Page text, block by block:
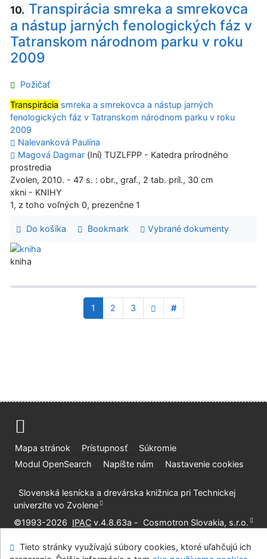
10. Transpirácia smreka a smrekovca
a nástup jarných fenologických fáz v
Tatranskom národnom parku v roku
2009
Požičať
Transpirácia smreka a smrekovca a nástup jarných
fenologických fáz v Tatranskom národnom parku v roku
2009
Nalevanková Paulína
Magová Dagmar (Iní) TUZLFPP - Katedra prírodného
prostredia
Zvolen, 2010. - 47 s. : obr., graf., 2 tab. príl., 30 cm
xkni - KNIHY
1, z toho voľných 0, prezenčne 1
Do košíka Bookmark Vybrané dokumenty
kniha
1 2 3 #
Mapa stránok Prístupnosť
Súkromie
Modul OpenSearch
Napíšte nám Nastavenie cookies
Slovenská lesnícka a drevárska knižnica pri Technickej
univerzite vo Zvolene
©1993-2026 IPAC v.4.8.63a - Cosmotron Slovakia, s.r.o.
Tieto stránky využívajú súbory cookies, ktoré uľahčujú ich